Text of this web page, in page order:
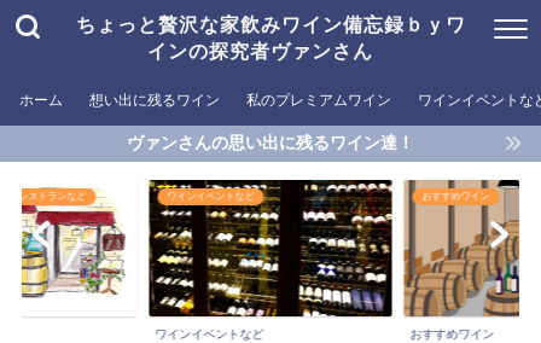
ちょっと贅沢な家飲みワイン備忘録ｂｙワ
インの探究者ヴァンさん
ホーム 想い出に残るワイン 私のプレミアムワイン ワインイベントな
ヴァンさんの思い出に残るワイン達！
るレストランなど ワインイベントなど
ワインイベントなど
おすすめワイン
おすすめワイン